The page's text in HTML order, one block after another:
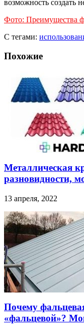
возможность создать
Фото: Преимущества
С тегами:
Похожие
Металлическая
разновидности,
13 апреля, 2022
Почему
«фальцевой»?